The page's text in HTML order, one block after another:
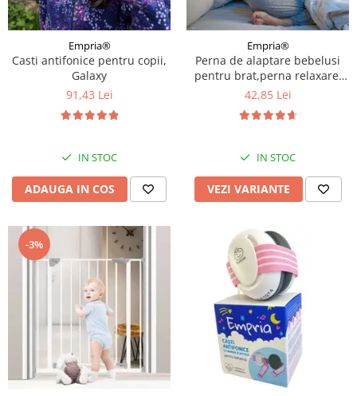
Empria®
Casti antifonice pentru copii,
Galaxy
91,43 Lei
IN STOC
ADAUGA IN COS
Empria®
Perna de alaptare bebelusi
pentru brat,perna relaxare,
Empria, 24x20x10 cm, Diverse
42,85 Lei
IN STOC
VEZI VARIANTE
-3%